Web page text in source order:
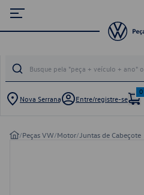
Nova Serrana Entre/registre-se
0
/Peças VW/Motor/ Juntas de Cabeçote